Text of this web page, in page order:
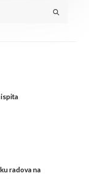
radova na